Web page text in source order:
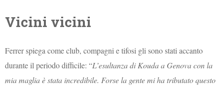
Vicini vicini
Ferrer spiega come club, compagni e tifosi gli sono stati accanto
durante il periodo difficile: “L’esultanza di Kouda a Genova con la
mia maglia è stata incredibile. Forse la gente mi ha tributato questo